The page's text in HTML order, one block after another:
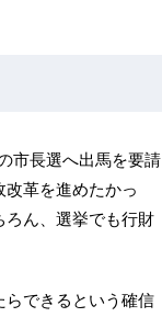
市長選へ出馬を要請
革を進めたかっ
ろん、選挙でも行財
できるという確信